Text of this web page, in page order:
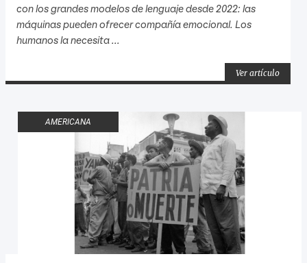
con los grandes modelos de lenguaje desde 2022: las
máquinas pueden ofrecer compañía emocional. Los
humanos la necesita ...
Ver artículo
AMERICANA